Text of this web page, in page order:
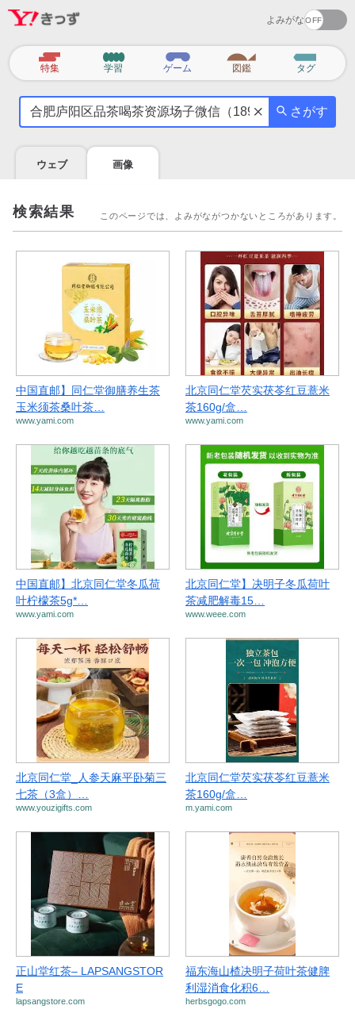
よみがな
カ
テ
特集 学習 ゲーム 図鑑 タグ
気
を
調
べ
よ
さがす
ウェブ 画像
検索結果 このページでは、よみがながつかないところがあります。
中国直邮】同仁堂御膳养生茶
玉米须茶桑叶茶…
www.yami.com
北京同仁堂芡实茯苓红豆薏米
茶160g/盒…
www.yami.com
中国直邮】北京同仁堂冬瓜荷
叶柠檬茶5g*…
www.yami.com
北京同仁堂】决明子冬瓜荷叶
茶减肥解毒15…
www.weee.com
北京同仁堂_人参天麻平卧菊三
七茶（3盒）…
www.youzigifts.com
北京同仁堂芡实茯苓红豆薏米
茶160g/盒…
m.yami.com
正山堂红茶– LAPSANGSTOR
E
lapsangstore.com
福东海山楂决明子荷叶茶健脾
利湿消食化积6…
herbsgogo.com